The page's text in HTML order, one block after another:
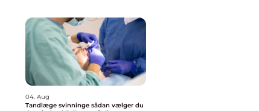
04. Aug
Tandlæge svinninge sådan vælger du